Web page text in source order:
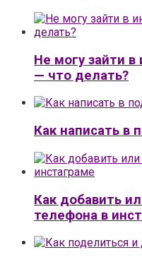
Не могу зайти
— что делать?
Как написать в
Как добавить
телефона в